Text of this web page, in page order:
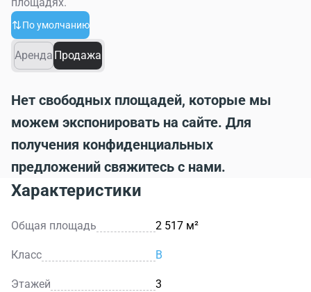
По умолчанию
Аренда Продажа
Нет свободных площадей, которые мы
можем экспонировать на сайте. Для
получения конфиденциальных
предложений свяжитесь с нами.
Характеристики
Общая площадь 2 517 м²
Класс B
Этажей 3